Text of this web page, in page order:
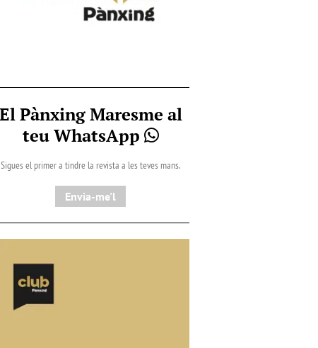
El Pànxing Maresme al
teu WhatsApp
Sigues el primer a tindre la revista a les teves mans.
Envia-me'l